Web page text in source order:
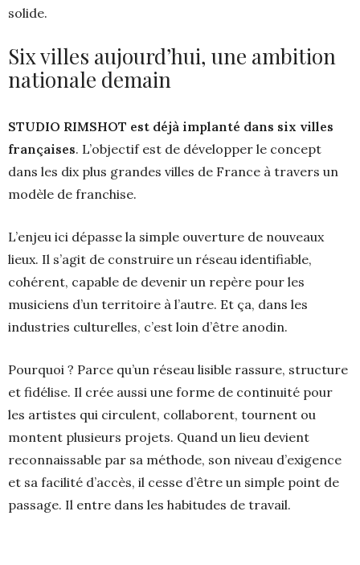
solide.
Six villes aujourd’hui, une ambition
nationale demain
STUDIO RIMSHOT est déjà implanté dans six villes
françaises. L’objectif est de développer le concept
dans les dix plus grandes villes de France à travers un
modèle de franchise.
L’enjeu ici dépasse la simple ouverture de nouveaux
lieux. Il s’agit de construire un réseau identifiable,
cohérent, capable de devenir un repère pour les
musiciens d’un territoire à l’autre. Et ça, dans les
industries culturelles, c’est loin d’être anodin.
Pourquoi ? Parce qu’un réseau lisible rassure, structure
et fidélise. Il crée aussi une forme de continuité pour
les artistes qui circulent, collaborent, tournent ou
montent plusieurs projets. Quand un lieu devient
reconnaissable par sa méthode, son niveau d’exigence
et sa facilité d’accès, il cesse d’être un simple point de
passage. Il entre dans les habitudes de travail.